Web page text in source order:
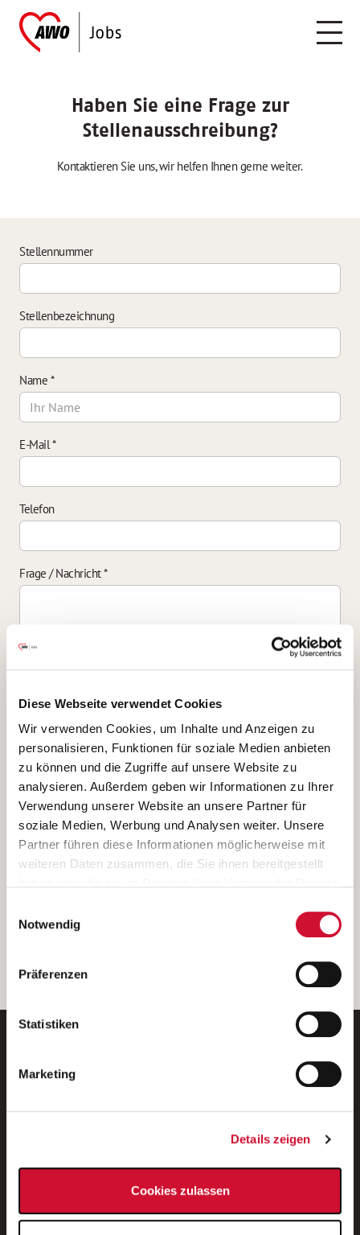
Diese Webseite verwendet Cookies
Wir verwenden Cookies, um Inhalte und Anzeigen zu
personalisieren, Funktionen für soziale Medien anbieten
zu können und die Zugriffe auf unsere Website zu
analysieren. Außerdem geben wir Informationen zu Ihrer
Verwendung unserer Website an unsere Partner für
soziale Medien, Werbung und Analysen weiter. Unsere
Partner führen diese Informationen möglicherweise mit
weiteren Daten zusammen, die Sie ihnen bereitgestellt
Wenn Sie auf „Cookies zulassen“ klicken, so stimmen
Sie der Speicherung sämtlicher Cookies zu. Sie können
Ihre Einwilligung selbstverständlich jederzeit widerrufen,
indem Sie die Cookie-Einstellungen aufrufen und diese
unserer
Notwendig
Präferenzen
Statistiken
Marketing
Details zeigen
Cookies zulassen
Haben Sie eine Frage zur
Stellenausschreibung?
Kontaktieren Sie uns, wir helfen Ihnen gerne weiter.
Stellennummer
Stellenbezeichnung
Name *
E-Mail*
Telefon
Frage / Nachricht*
Ich bin damit einverstanden, dass meine personenbezogenen Daten
ausschließlich zum Zweck der Durchführung der Kontaktanfrage
verarbeitet, auf IT- Systemen der Garitz Bewirtschaftungsbetriebe
GmbH, Heinrich-von-Kleist-Straße 2, 97688 Bad Kissingen
(Betreiber) gespeichert und an die für das Stellenangebot
verantwortliche Stelle zur Kontaktaufnahme weitergegeben
werden.
Diese Einwilligungserklärung kann ich jederzeit gegenüber dem
Weitere Details können Sie der
entnehmen.
E-Mail-Adresse eintragen